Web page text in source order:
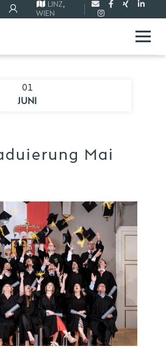
LINZ,
WIEN
01
JUNI
Mai